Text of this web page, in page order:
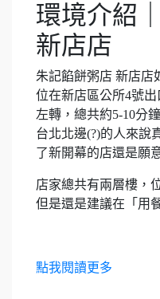
環境介紹
新店店
朱記餡餅粥店 新店店
位在新店區公所4號
左轉，總共約5-10分
台北北邊(?)的人來說
了新開幕的店還是願
店家總共有兩層樓，
但是還是建議在「用
點我閱讀更多